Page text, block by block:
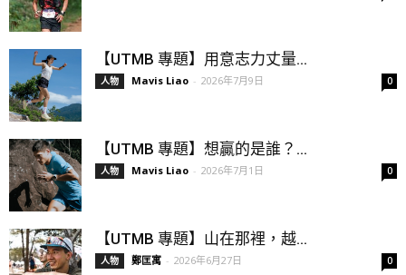
【UTMB 專題】用意志力丈量...
人物 Mavis Liao - 2026年7月9日 0
【UTMB 專題】想贏的是誰？...
人物 Mavis Liao - 2026年7月1日 0
【UTMB 專題】山在那裡，越...
人物 鄭匡寓 - 2026年6月27日 0